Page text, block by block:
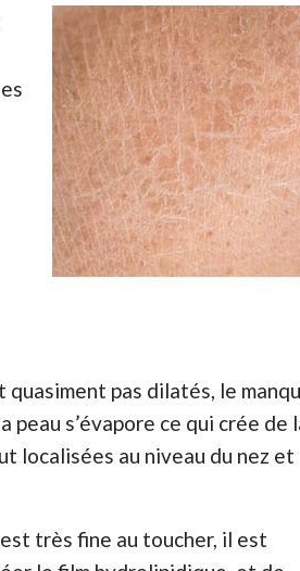
pas dilatés, le
peau s’évapore ce qui crée de
localisées au niveau du nez et
très fine au toucher, il est